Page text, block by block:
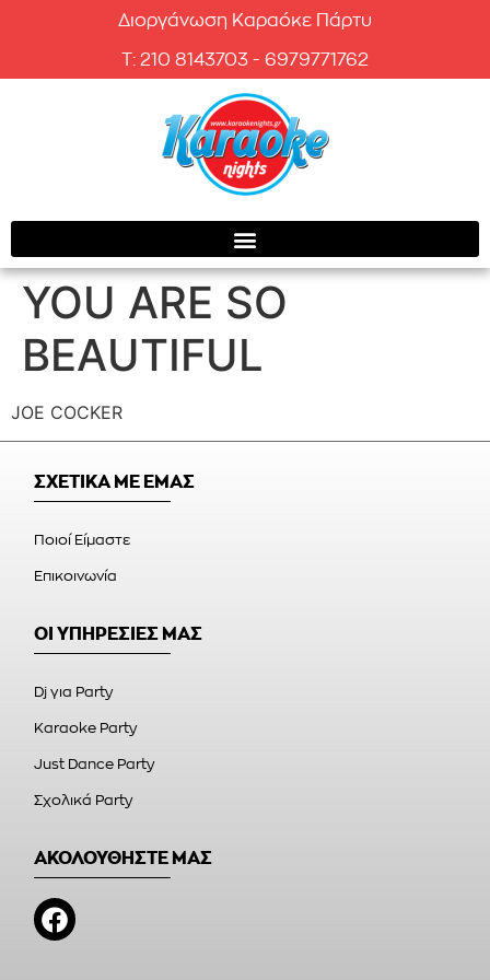
Διοργάνωση Καραόκε Πάρτυ
T: 210 8143703 - 6979771762
YOU ARE SO
BEAUTIFUL
JOE COCKER
ΣΧΕΤΙΚΑ ΜΕ ΕΜΑΣ
Ποιοί Είμαστε
Επικοινωνία
ΟΙ ΥΠΗΡΕΣΙΕΣ ΜΑΣ
Dj για Party
Karaoke Party
Just Dance Party
Σχολικά Party
ΑΚΟΛΟΥΘΗΣΤΕ ΜΑΣ